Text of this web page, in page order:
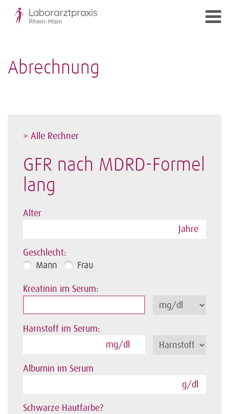
Abrechnung
> Alle Rechner
GFR nach MDRD-Formel
lang
Alter
Jahre
Geschlecht:
Mann Frau
Kreatinin im Serum:
Harnstoff im Serum:
mg/dl
Albumin im Serum
g/dl
Schwarze Hautfarbe?